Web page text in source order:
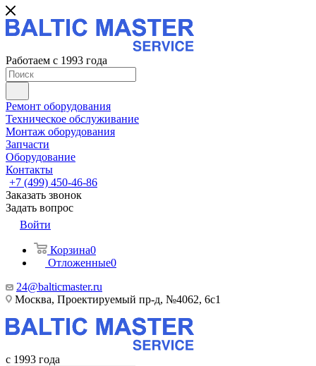
Работаем с 1993 года
Ремонт оборудования
Техническое обслуживание
Монтаж оборудования
Запчасти
Оборудование
Контакты
+7 (499) 450-46-86
Заказать звонок
Задать вопрос
Войти
Корзина0
Отложенные0
24@balticmaster.ru
Москва, Проектируемый пр-д, №4062, 6с1
с 1993 года